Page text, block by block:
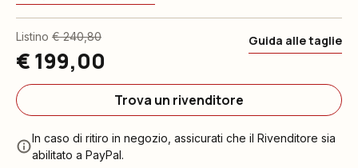
Listino € 240,80
€ 199,00
Guida alle taglie
Trova un rivenditore
In caso di ritiro in negozio, assicurati che il Rivenditore sia
abilitato a PayPal.